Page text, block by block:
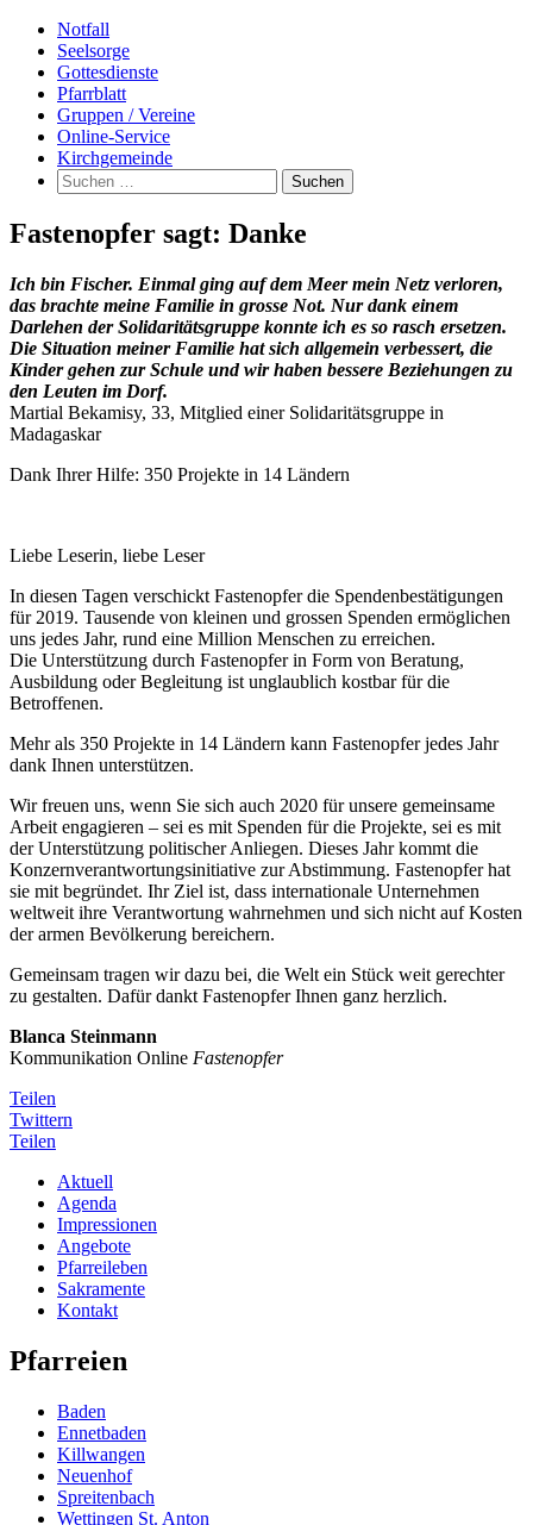
Notfall
Seelsorge
Gottesdienste
Pfarrblatt
Gruppen / Vereine
Online-Service
Kirchgemeinde
Suchen
nach:
Fastenopfer sagt: Danke
Ich bin Fischer. Einmal ging auf dem Meer mein Netz verloren,
das brachte meine Familie in grosse Not. Nur dank einem
Darlehen der Solidaritätsgruppe konnte ich es so rasch ersetzen.
Die Situation meiner Familie hat sich allgemein verbessert, die
Kinder gehen zur Schule und wir haben bessere Beziehungen zu
den Leuten im Dorf.
Martial Bekamisy, 33, Mitglied einer Solidaritätsgruppe in
Madagaskar
Dank Ihrer Hilfe: 350 Projekte in 14 Ländern
Liebe Leserin, liebe Leser
In diesen Tagen verschickt Fastenopfer die Spendenbestätigungen
für 2019. Tausende von kleinen und grossen Spenden ermöglichen
uns jedes Jahr, rund eine Million Menschen zu erreichen.
Die Unterstützung durch Fastenopfer in Form von Beratung,
Ausbildung oder Begleitung ist unglaublich kostbar für die
Betroffenen.
Mehr als 350 Projekte in 14 Ländern kann Fastenopfer jedes Jahr
dank Ihnen unterstützen.
Wir freuen uns, wenn Sie sich auch 2020 für unsere gemeinsame
Arbeit engagieren – sei es mit Spenden für die Projekte, sei es mit
der Unterstützung politischer Anliegen. Dieses Jahr kommt die
Konzernverantwortungsinitiative zur Abstimmung. Fastenopfer hat
sie mit begründet. Ihr Ziel ist, dass internationale Unternehmen
weltweit ihre Verantwortung wahrnehmen und sich nicht auf Kosten
der armen Bevölkerung bereichern.
Gemeinsam tragen wir dazu bei, die Welt ein Stück weit gerechter
zu gestalten. Dafür dankt Fastenopfer Ihnen ganz herzlich.
Blanca Steinmann
Kommunikation Online Fastenopfer
Teilen
Twittern
Teilen
Aktuell
Agenda
Impressionen
Angebote
Pfarreileben
Sakramente
Kontakt
Pfarreien
Baden
Ennetbaden
Killwangen
Neuenhof
Spreitenbach
Wettingen St. Anton